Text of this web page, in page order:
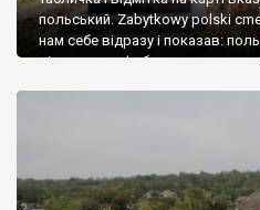
польський. Zabytkowy polski
нам себе відразу і показав:
віднести до фабричних,